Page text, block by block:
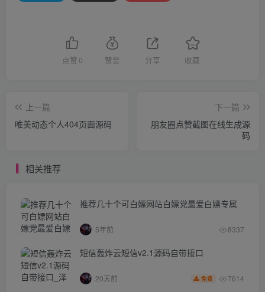
点赞 0 赞赏 分享 收藏
上一篇
唯美动态个人404页面源码
下一篇
朋友圈点赞截图在线生成源
码
相关推荐
推荐几十个可白嫖网站白嫖党最爱白嫖专属
5年前 8337
短信轰炸云短信v2.1源码自带接口
20天前 免费 7614